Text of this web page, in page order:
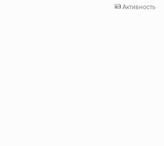
Активность